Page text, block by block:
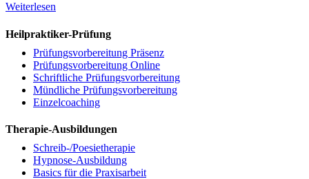
Weiterlesen
Heilpraktiker-Prüfung
Prüfungsvorbereitung Präsenz
Prüfungsvorbereitung Online
Schriftliche Prüfungsvorbereitung
Mündliche Prüfungsvorbereitung
Einzelcoaching
Therapie-Ausbildungen
Schreib-/Poesietherapie
Hypnose-Ausbildung
Basics für die Praxisarbeit